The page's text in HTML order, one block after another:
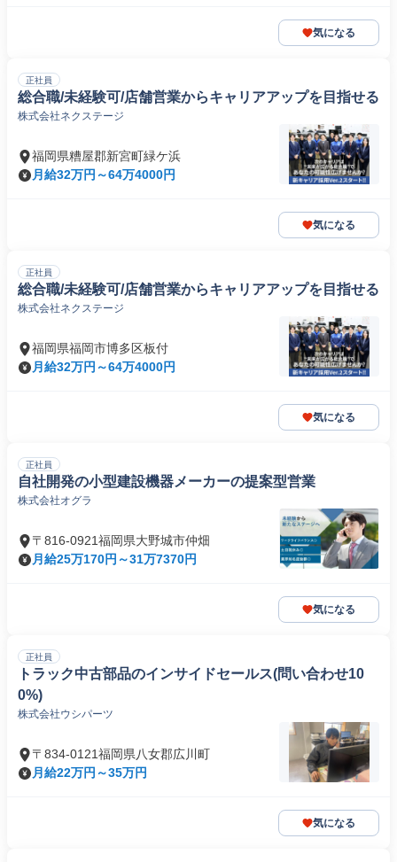
気になる
正社員
総合職/未経験可/店舗営業からキャリアアップを目指せる
株式会社ネクステージ
福岡県糟屋郡新宮町緑ケ浜
月給32万円～64万4000円
気になる
正社員
総合職/未経験可/店舗営業からキャリアアップを目指せる
株式会社ネクステージ
福岡県福岡市博多区板付
月給32万円～64万4000円
気になる
正社員
自社開発の小型建設機器メーカーの提案型営業
株式会社オグラ
〒816-0921福岡県大野城市仲畑
月給25万170円～31万7370円
気になる
正社員
トラック中古部品のインサイドセールス(問い合わせ10
0%)
株式会社ウシパーツ
〒834-0121福岡県八女郡広川町
月給22万円～35万円
気になる